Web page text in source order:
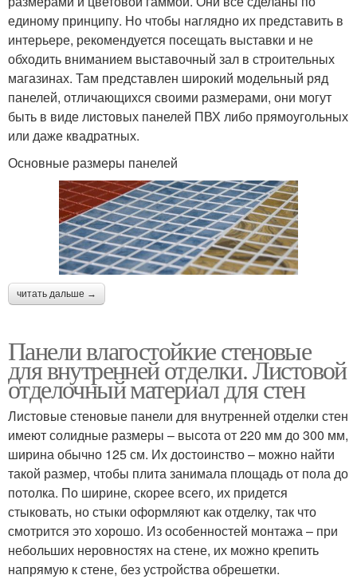
единому принципу. Но чтобы наглядно их представить в
интерьере, рекомендуется посещать выставки и не
обходить вниманием выставочный зал в строительных
магазинах. Там представлен широкий модельный ряд
панелей, отличающихся своими размерами, они могут
быть в виде листовых панелей ПВХ либо прямоугольных
или даже квадратных.
Основные размеры панелей
читать дальше →
Панели влагостойкие стеновые
для внутренней отделки. Листовой
отделочный материал для стен
Листовые стеновые панели для внутренней отделки стен
имеют солидные размеры – высота от 220 мм до 300 мм,
ширина обычно 125 см. Их достоинство – можно найти
такой размер, чтобы плита занимала площадь от пола до
потолка. По ширине, скорее всего, их придется
стыковать, но стыки оформляют как отделку, так что
смотрится это хорошо. Из особенностей монтажа – при
небольших неровностях на стене, их можно крепить
напрямую к стене, без устройства обрешетки.